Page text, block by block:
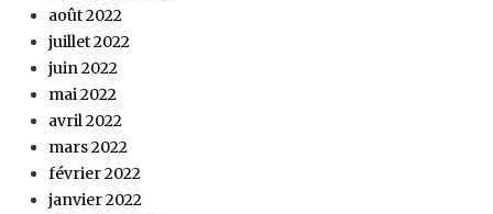
août 2022
juillet 2022
juin 2022
mai 2022
avril 2022
mars 2022
février 2022
janvier 2022